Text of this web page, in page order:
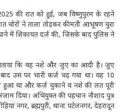
की रात को हुई, जब विष्णुपुरम के रहने
चोरों ने ताला तोड़कर कीमती आभूषण चुरा
में शिकायत दर्ज की, जिसके बाद पुलिस ने
कि वह नशे और जुए का आदी है। जुए
उस पर भारी कर्ज चढ़ गया था। वह 10
हुआ था और कर्ज चुकाने व नशे की लत पूरी
दिया। अभियुक्त की पहचान नौशाद पुत्र
नगर, ब्रह्मपुरी, थाना पटेलनगर, देहरादून